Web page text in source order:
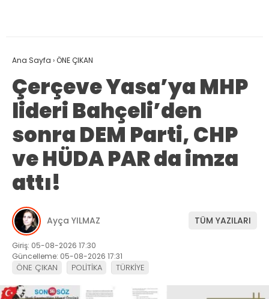
Ana Sayfa ›ÖNE ÇIKAN
Çerçeve Yasa’ya MHP
lideri Bahçeli’den
sonra DEM Parti, CHP
ve HÜDA PAR da imza
attı!
Ayça YILMAZ TÜM YAZILARI
Giriş: 05-08-2026 17:30
Güncelleme: 05-08-2026 17:31
ÖNE ÇIKAN POLİTİKA TÜRKİYE